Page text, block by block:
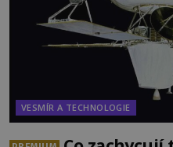
VESMÍR A TECHNOLOGIE